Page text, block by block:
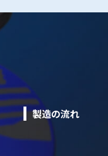
製造の流れ